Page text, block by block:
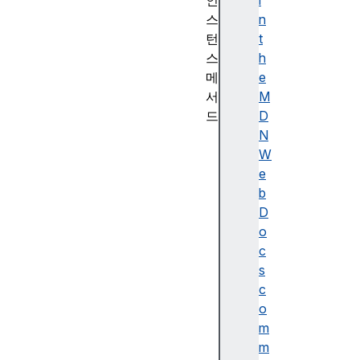
n
t
h
e
M
D
N
W
e
b
D
o
c
s
c
o
m
m
스
턴
스
메
서
드